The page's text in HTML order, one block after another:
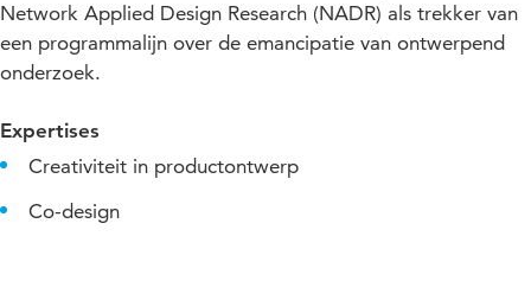
Network Applied Design Research (NADR) als trekker van
een programmalijn over de emancipatie van ontwerpend
onderzoek.
Expertises
Creativiteit in productontwerp
Co-design